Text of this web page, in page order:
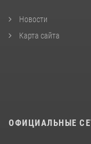
Новости
Карта сайта
ОФИЦИАЛЬНЫЕ